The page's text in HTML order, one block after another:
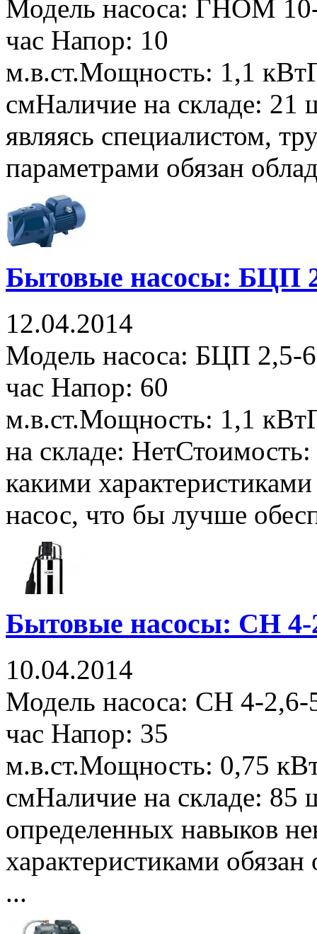
Модель насоса: ГНОМ
час Напор: 10
м.в.ст.Мощность: 1,1
смНаличие на складе: 21
являясь специалистом,
параметрами обязан
Бытовые насосы: БЦП
12.04.2014
Модель насоса: БЦП 2,5-
час Напор: 60
м.в.ст.Мощность: 1,1
на складе:
какими
насос, что бы лучше
Бытовые насосы: СН 4-
10.04.2014
Модель насоса: СН 4-
час Напор: 35
м.в.ст.Мощность: 0,75
смНаличие на складе: 85
определенных навыков
характеристиками
...